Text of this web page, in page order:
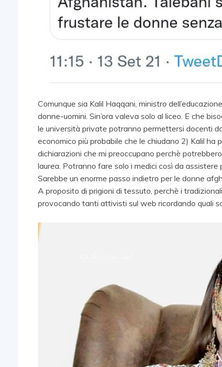
Comunque sia Kalil Haqqani, ministro
donne-uomini. Sin’ora valeva solo al liceo. E che
le università private potranno permettersi docenti
economico più probabile che le chiudano 2) Kalil ha
dichiarazioni che mi preoccupano perchè
laurea. Potranno fare solo i medici così da
Sarebbe un enorme passo indietro per le donne
A proposito di prigioni di tessuto, perchè i
provocando tanti attivisti sul web ricordando quali